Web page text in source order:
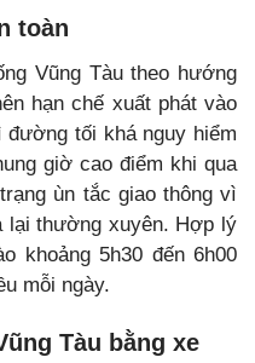
toàn
Vũng Tàu theo hướng
hạn chế xuất phát vào
tối khá nguy hiểm
giờ cao điểm khi qua
ùn tắc giao thông vì
lại thường xuyên. Hợp lý
khoảng 5h30 đến 6h00
mỗi ngày.
Tàu bằng xe